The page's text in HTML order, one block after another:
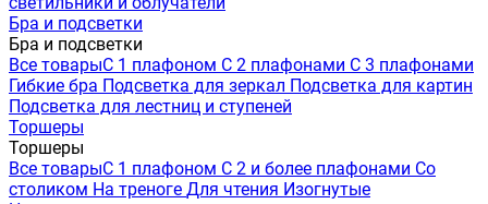
Бра и подсветки
Бра и подсветки
Все товарыС 1 плафоном С 2 плафонами С 3 плафонами
Гибкие бра Подсветка для зеркал Подсветка для картин
Подсветка для лестниц и ступеней
Торшеры
Торшеры
Все товарыС 1 плафоном С 2 и более плафонами Со
столиком На треноге Для чтения Изогнутые